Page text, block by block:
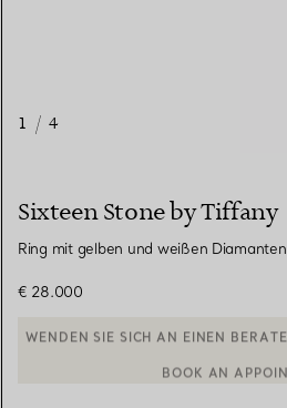
1 / 4
Sixteen Stone by Tiffany
Ring mit gelben und weißen Diamanten
€ 28.000